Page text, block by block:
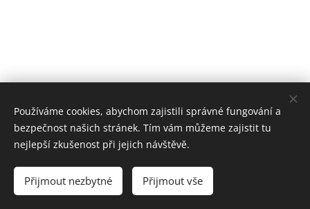
© 2020 Gender Question/Všechna práva vyhrazena/
Vytvořeno službou Webnode
Používáme cookies, abychom zajistili správné fungování a
bezpečnost našich stránek. Tím vám můžeme zajistit tu
nejlepší zkušenost při jejich návštěvě.
Přijmout nezbytné Přijmout vše